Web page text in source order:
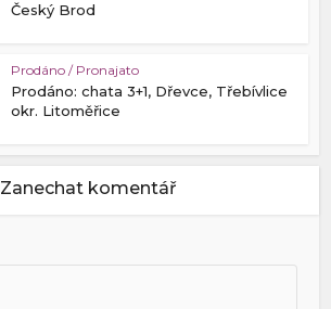
Český Brod
Prodáno / Pronajato
Prodáno: chata 3+1, Dřevce, Třebívlice
okr. Litoměřice
Zanechat komentář